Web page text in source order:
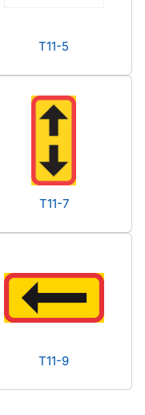
T11-5
T11-7
T11-9